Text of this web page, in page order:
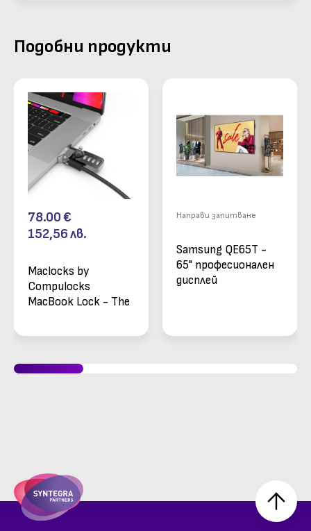
Подобни продукти
78.00€
152,56лв.
Maclocks by
Compulocks
MacBook Lock - The
(M1-M5)
Направи запитване
Samsung QE65T -
65" професионален
дисплей